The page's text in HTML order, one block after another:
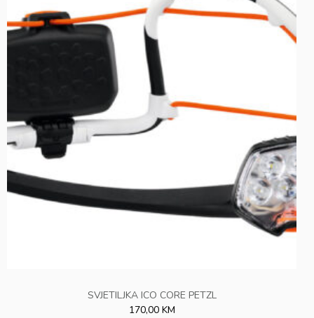
SVJETILJKA ICO CORE PETZL
170,00 KM